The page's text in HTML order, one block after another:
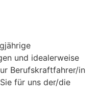
und idealerweise
Berufskraftfahrer/in
für uns der/die